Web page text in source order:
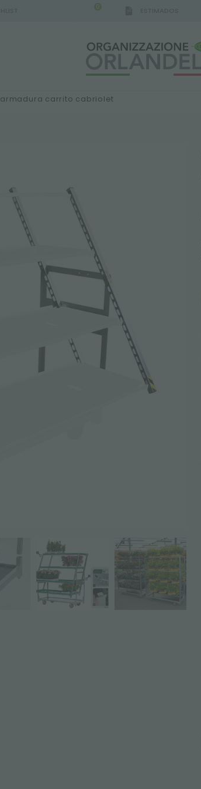
0
armadura carrito cabriolet